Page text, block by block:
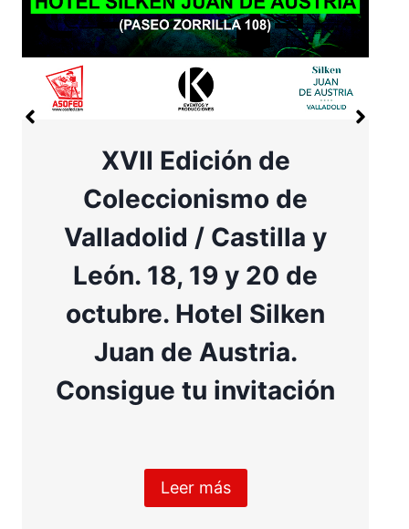
XVII Edición de
Coleccionismo de
Valladolid / Castilla y
León. 18, 19 y 20 de
octubre. Hotel Silken
Juan de Austria.
Consigue tu invitación
Leer más